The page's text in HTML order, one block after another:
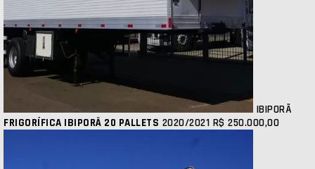
IBIPORÃ
FRIGORÍFICA IBIPORÃ 20 PALLETS 2020/2021 R$ 250.000,00